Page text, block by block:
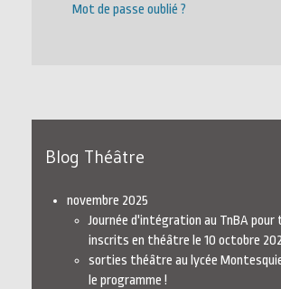
Mot de passe oublié ?
Blog Théâtre
novembre 2025
Journée d'intégration au TnBA pour
inscrits en théâtre le 10 octobre
sorties théâtre au lycée
le programme !